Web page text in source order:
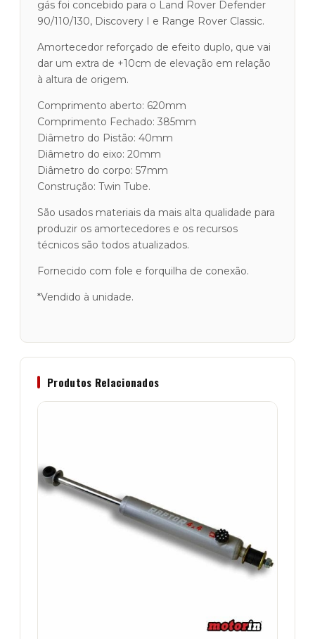
Rover
gás foi concebido para o Land Rover Defender
90/110/130, Discovery I e Range Rover Classic.
Amortecedor reforçado de efeito duplo, que vai
dar um extra de +10cm de elevação em relação
à altura de origem.
Comprimento aberto: 620mm
Comprimento Fechado: 385mm
Diâmetro do Pistão: 40mm
Diâmetro do eixo: 20mm
Diâmetro do corpo: 57mm
Construção: Twin Tube.
São usados materiais da mais alta qualidade para
produzir os amortecedores e os recursos
técnicos são todos atualizados.
Fornecido com fole e forquilha de conexão.
*Vendido à unidade.
Produtos Relacionados